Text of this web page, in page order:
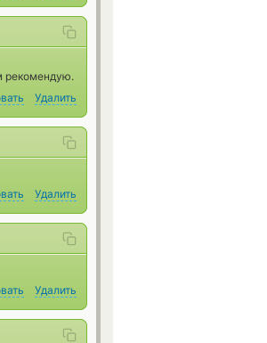
рекомендую.
Удалить
Удалить
Удалить